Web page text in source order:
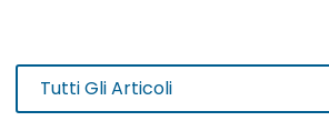
Tutti Gli Articoli